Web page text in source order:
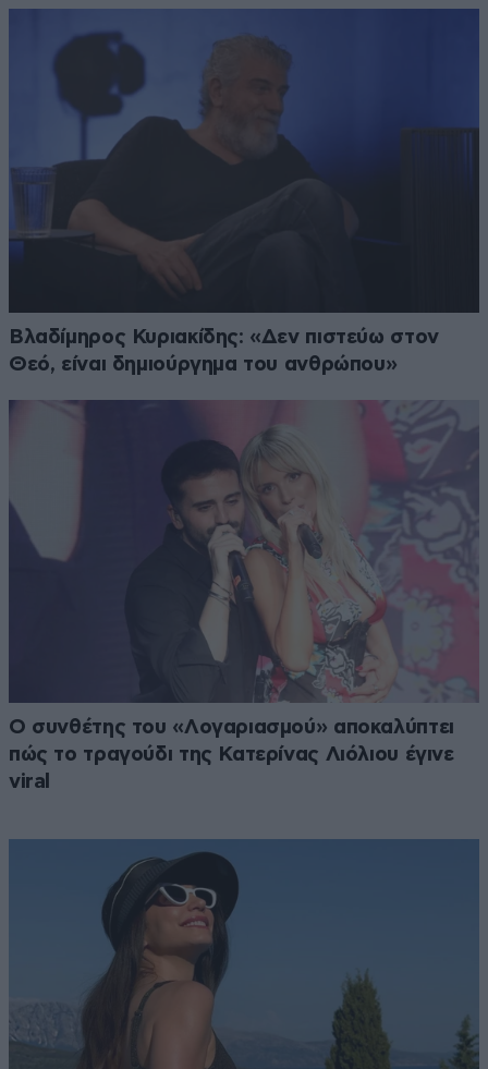
Βλαδίμηρος Κυριακίδης: «Δεν πιστεύω στον
Θεό, είναι δημιούργημα του ανθρώπου»
Ο συνθέτης του «Λογαριασμού» αποκαλύπτει
πώς το τραγούδι της Κατερίνας Λιόλιου έγινε
viral